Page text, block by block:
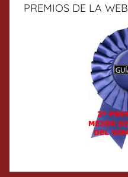
PREMIOS DE LA WEB